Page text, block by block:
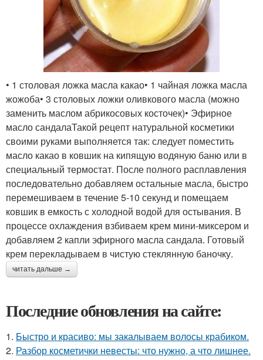
• 1 столовая ложка масла какао• 1 чайная ложка масла
жожоба• 3 столовых ложки оливкового масла (можно
заменить маслом абрикосовых косточек)• Эфирное
масло сандалаТакой рецепт натуральной косметики
своими руками выполняется так: следует поместить
масло какао в ковшик на кипящую водяную баню или в
специальный термостат. После полного расплавления
последовательно добавляем остальные масла, быстро
перемешиваем в течение 5-10 секунд и помещаем
ковшик в емкость с холодной водой для остывания. В
процессе охлаждения взбиваем крем мини-миксером и
добавляем 2 капли эфирного масла сандала. Готовый
крем перекладываем в чистую стеклянную баночку.
читать дальше →
Последние обновления на сайте:
1. Быстро и красиво: мы закалываем волосы крабиком.
2. Разбор косметички невесты: что нужно, а что лишнее.